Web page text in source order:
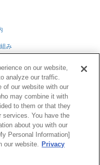
み
針
RSS
on our website,
analyze our traffic.
of our website with our
may combine it with
to them or that they
services. You have the
about you with our
Personal Information]
our website. Privacy